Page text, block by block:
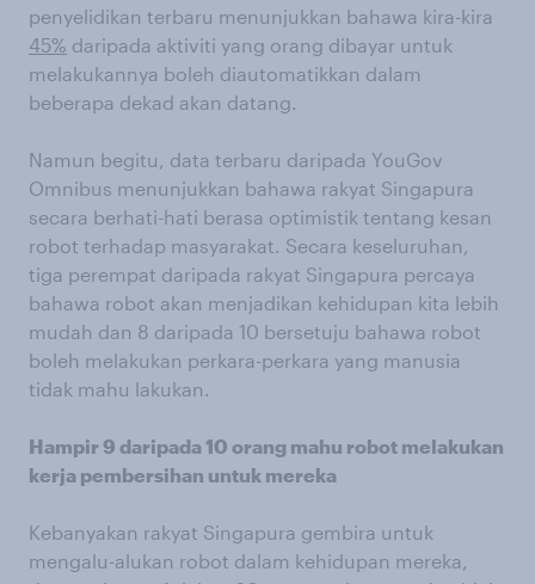
penyelidikan terbaru menunjukkan bahawa kira-kira
45% daripada aktiviti yang orang dibayar untuk
melakukannya boleh diautomatikkan dalam
beberapa dekad akan datang.
Namun begitu, data terbaru daripada YouGov
Omnibus menunjukkan bahawa rakyat Singapura
secara berhati-hati berasa optimistik tentang kesan
robot terhadap masyarakat. Secara keseluruhan,
tiga perempat daripada rakyat Singapura percaya
bahawa robot akan menjadikan kehidupan kita lebih
mudah dan 8 daripada 10 bersetuju bahawa robot
boleh melakukan perkara-perkara yang manusia
tidak mahu lakukan.
Hampir 9 daripada 10 orang mahu robot melakukan
kerja pembersihan untuk mereka
Kebanyakan rakyat Singapura gembira untuk
mengalu-alukan robot dalam kehidupan mereka,